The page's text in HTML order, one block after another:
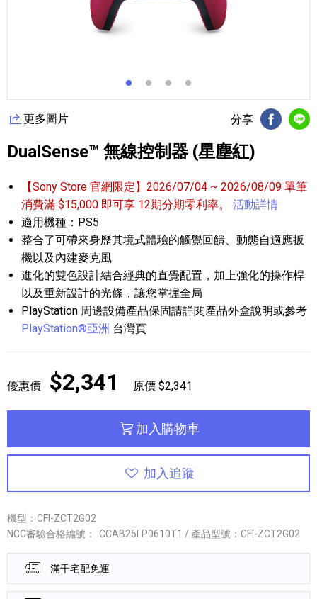
更多圖片 分享
FB分享
DualSense™ 無線控制器 (星塵紅)
【Sony Store 官網限定】2026/07/04 ~ 2026/08/09 單筆
消費滿 $15,000 即可享 12期分期零利率。
活動詳情
適用機種：PS5
整合了可帶來身歷其境式體驗的觸覺回饋、動態自適應扳
機以及內建麥克風
進化的雙色設計結合經典的直覺配置，加上強化的操作桿
以及重新設計的光條，讓您掌握全局
PlayStation 周邊設備產品保固請詳閱產品外盒說明或參考
PlayStation®亞洲 台灣頁
優惠價 $2,341 原價 $2,341
加入購物車
加入追蹤
機型：CFI-ZCT2G02
NCC審驗合格編號：
CCAB25LP0610T1 / 產品型號：CFI-ZCT2G02
滿千宅配免運